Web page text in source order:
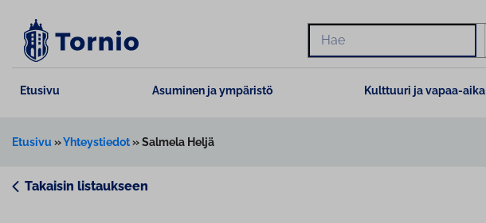
sisältöön
Hae
Etusivu Asuminen ja ympäristö Kulttuuri ja vapaa-aika
Etusivu »Yhteystiedot»Salmela Heljä
Takaisin listaukseen